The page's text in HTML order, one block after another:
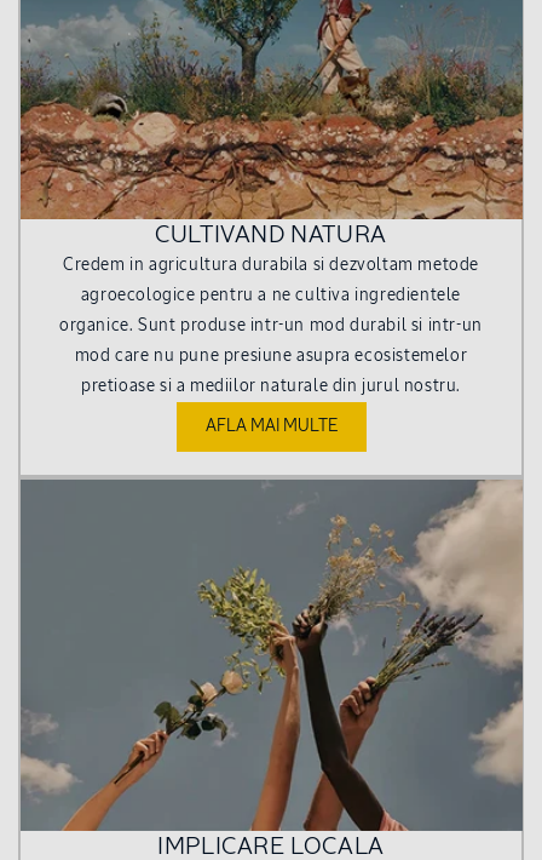
CULTIVAND NATURA
Credem in agricultura durabila si dezvoltam metode
agroecologice pentru a ne cultiva ingredientele
organice. Sunt produse intr-un mod durabil si intr-un
mod care nu pune presiune asupra ecosistemelor
pretioase si a mediilor naturale din jurul nostru.
AFLA MAI MULTE
IMPLICARE LOCALA